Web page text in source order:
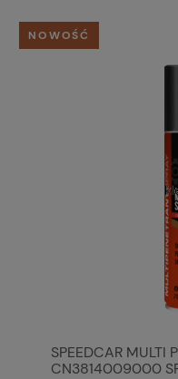
SPEEDCAR MULTI
CN3814009000
NOWOŚĆ